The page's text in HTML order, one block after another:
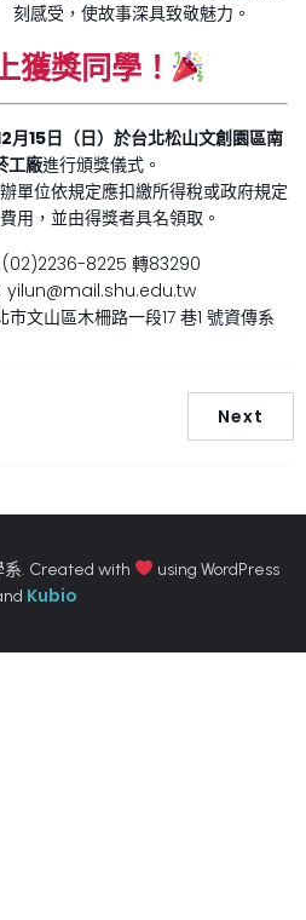
刻感受，使故事深具致敬魅力。
獲獎同學！
月15日（日）於台北松山文創園區南
工廠進行頒獎儀式。
單位依規定應扣繳所得稅或政府規定
用，並由得獎者具名領取。
(02)2236-8225 轉83290
yilun@mail.shu.edu.tw
市文山區木柵路一段17 巷1 號資傳系
Next
. Created with
using WordPress
Kubio